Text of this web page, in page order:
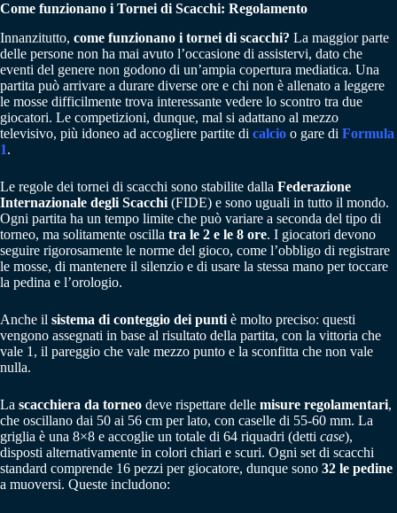
Come funzionano i Tornei di Scacchi: Regolamento
Innanzitutto, come funzionano i tornei di scacchi? La maggior parte
delle persone non ha mai avuto l’occasione di assistervi, dato che
eventi del genere non godono di un’ampia copertura mediatica. Una
partita può arrivare a durare diverse ore e chi non è allenato a leggere
le mosse difficilmente trova interessante vedere lo scontro tra due
giocatori. Le competizioni, dunque, mal si adattano al mezzo
televisivo, più idoneo ad accogliere partite di calcio o gare di Formula
1.
Le regole dei tornei di scacchi sono stabilite dalla Federazione
Internazionale degli Scacchi (FIDE) e sono uguali in tutto il mondo.
Ogni partita ha un tempo limite che può variare a seconda del tipo di
torneo, ma solitamente oscilla tra le 2 e le 8 ore. I giocatori devono
seguire rigorosamente le norme del gioco, come l’obbligo di registrare
le mosse, di mantenere il silenzio e di usare la stessa mano per toccare
la pedina e l’orologio.
Anche il sistema di conteggio dei punti è molto preciso: questi
vengono assegnati in base al risultato della partita, con la vittoria che
vale 1, il pareggio che vale mezzo punto e la sconfitta che non vale
nulla.
La scacchiera da torneo deve rispettare delle misure regolamentari,
che oscillano dai 50 ai 56 cm per lato, con caselle di 55-60 mm. La
griglia è una 8×8 e accoglie un totale di 64 riquadri (detti case),
disposti alternativamente in colori chiari e scuri. Ogni set di scacchi
standard comprende 16 pezzi per giocatore, dunque sono 32 le pedine
a muoversi. Queste includono: